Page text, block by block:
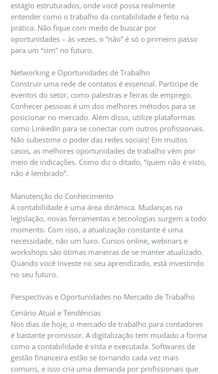
estágio estruturados, onde você possa realmente
entender como o trabalho da contabilidade é feito na
prática. Não fique com medo de buscar por
oportunidades – às vezes, o “não” é só o primeiro passo
para um “sim” no futuro.
Networking e Oportunidades de Trabalho
Construir uma rede de contatos é essencial. Participe de
eventos do setor, como palestras e feiras de emprego.
Conhecer pessoas é um dos melhores métodos para se
posicionar no mercado. Além disso, utilize plataformas
como LinkedIn para se conectar com outros profissionais.
Não subestime o poder das redes sociais! Em muitos
casos, as melhores oportunidades de trabalho vêm por
meio de indicações. Como diz o ditado, “quem não é visto,
não é lembrado”.
Manutenção do Conhecimento
A contabilidade é uma área dinâmica. Mudanças na
legislação, novas ferramentas e tecnologias surgem a todo
momento. Com isso, a atualização constante é uma
necessidade, não um luxo. Cursos online, webinars e
workshops são ótimas maneiras de se manter atualizado.
Quando você investe no seu aprendizado, está investindo
no seu futuro.
Perspectivas e Oportunidades no Mercado de Trabalho
Cenário Atual e Tendências
Nos dias de hoje, o mercado de trabalho para contadores
é bastante promissor. A digitalização tem mudado a forma
como a contabilidade é vista e executada. Softwares de
gestão financeira estão se tornando cada vez mais
comuns, e isso cria uma demanda por profissionais que